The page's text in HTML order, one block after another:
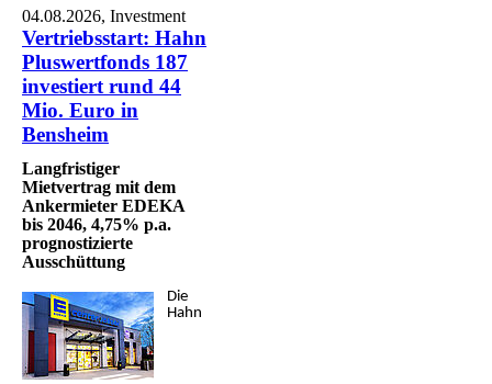
04.08.2026, Investment
Vertriebsstart: Hahn
Pluswertfonds 187
investiert rund 44
Mio. Euro in
Bensheim
Langfristiger
Mietvertrag mit dem
Ankermieter EDEKA
bis 2046, 4,75% p.a.
prognostizierte
Ausschüttung
Die
Hahn